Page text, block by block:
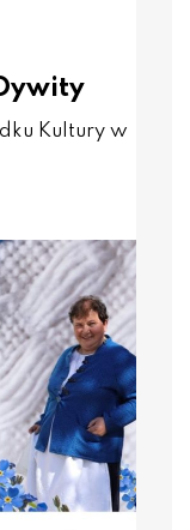
Kultury w